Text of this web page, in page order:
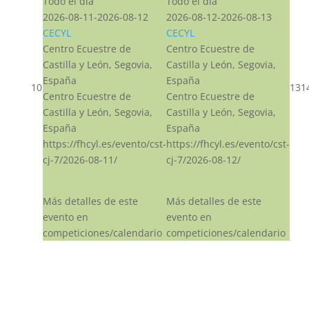
10
2026-08-11-2026-08-12
CECYL
Centro Ecuestre de
Castilla y León, Segovia,
España
Centro Ecuestre de
Castilla y León, Segovia,
España
https://fhcyl.es/evento/cst-
cj-7/2026-08-11/
Más detalles de este
evento en
competiciones/calendario
2026-08-12-2026-08-13
CECYL
Centro Ecuestre de
Castilla y León, Segovia,
España
Centro Ecuestre de
Castilla y León, Segovia,
España
https://fhcyl.es/evento/cst-
cj-7/2026-08-12/
Más detalles de este
evento en
competiciones/calendario
13